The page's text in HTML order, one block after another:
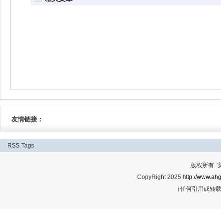
友情链接：
RSS Tags
版权所有:
CopyRight 2025 http://
（任何引用或转